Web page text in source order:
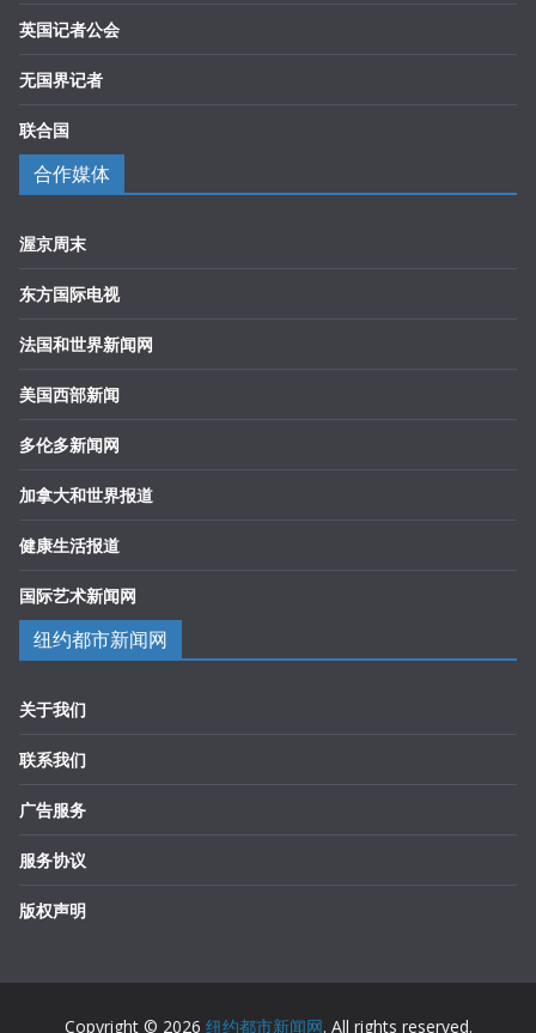
英国记者公会
无国界记者
联合国
合作媒体
渥京周末
东方国际电视
法国和世界新闻网
美国西部新闻
多伦多新闻网
加拿大和世界报道
健康生活报道
国际艺术新闻网
纽约都市新闻网
关于我们
联系我们
广告服务
服务协议
版权声明
Copyright © 2026 纽约都市新闻网. All rights reserved.